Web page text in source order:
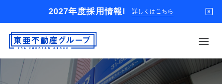
2027年度採用情報! 詳しくはこちら
借りる